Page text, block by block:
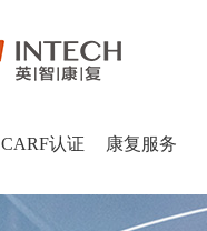
CARF认证 康复服务